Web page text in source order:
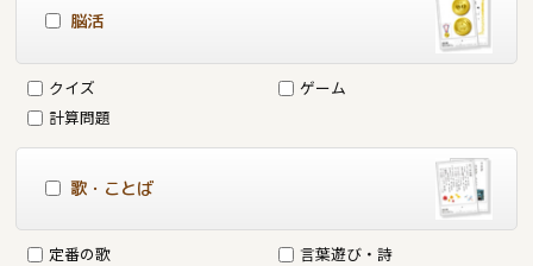
脳活
クイズ
ゲーム
計算問題
歌・ことば
定番の歌 言葉遊び・詩